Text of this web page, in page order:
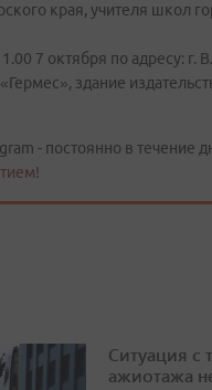
края, учителя школ
7 октября по адресу:
здание
- постоянно в течение
Ситуация с
ажиотажа